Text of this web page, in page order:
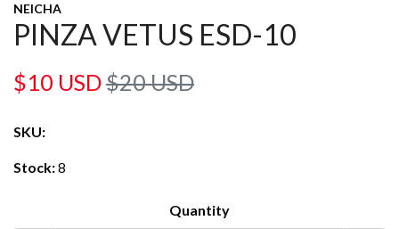
NEICHA
PINZA VETUS ESD-10
$10 USD$20 USD
SKU:
Stock:8
Quantity